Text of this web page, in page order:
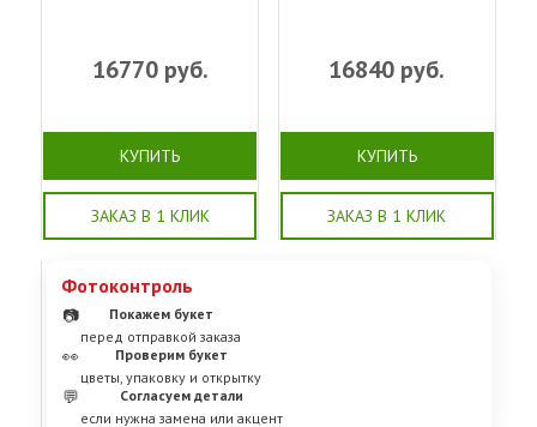
16770руб.
КУПИТЬ
ЗАКАЗ В 1 КЛИК
16840 руб.
КУПИТЬ
ЗАКАЗ В 1 КЛИК
Фотоконтроль
📷
Покажем букет
перед отправкой заказа
👀
Проверим букет
цветы, упаковку и открытку
💬
Согласуем детали
если нужна замена или акцент